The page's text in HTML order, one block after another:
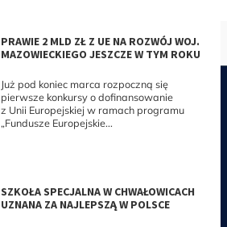
PRAWIE 2 MLD ZŁ Z UE NA ROZWÓJ WOJ.
MAZOWIECKIEGO JESZCZE W TYM ROKU
Już pod koniec marca rozpoczną się
pierwsze konkursy o dofinansowanie
z Unii Europejskiej w ramach programu
„Fundusze Europejskie...
SZKOŁA SPECJALNA W CHWAŁOWICACH
UZNANA ZA NAJLEPSZĄ W POLSCE